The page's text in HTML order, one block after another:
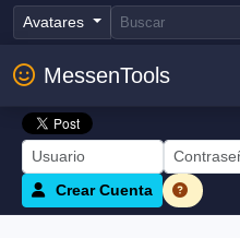
Avatares
MessenTools
Crear Cuenta